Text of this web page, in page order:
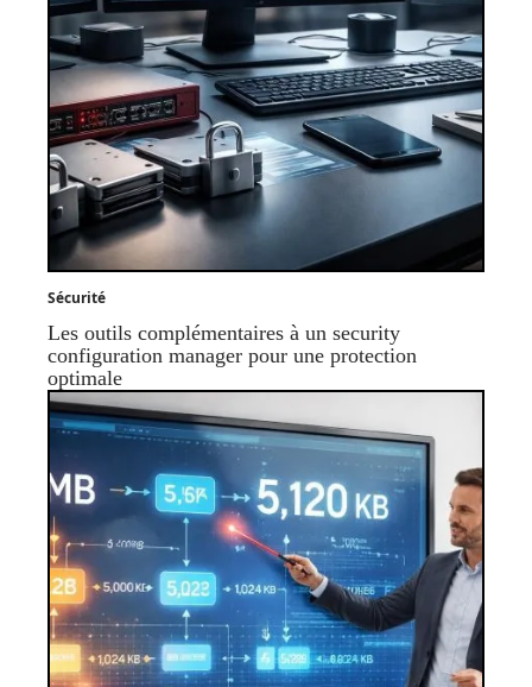
Sécurité
Les outils complémentaires à un security
configuration manager pour une protection
optimale